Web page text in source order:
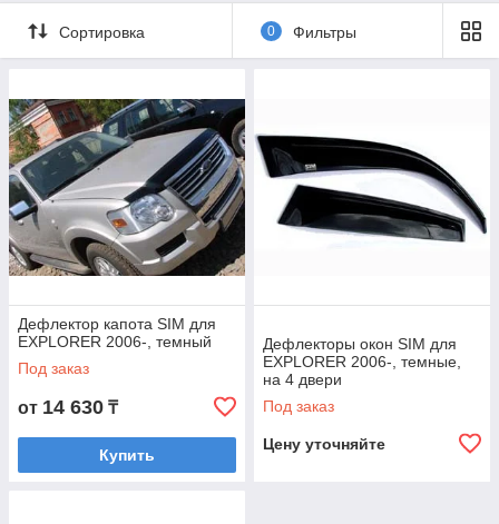
Сортировка 0 Фильтры
Дефлектор капота SIM для
EXPLORER 2006-, темный
Под заказ
от 14 630 ₸
Купить
Дефлекторы окон SIM для
EXPLORER 2006-, темные,
на 4 двери
Под заказ
Цену уточняйте